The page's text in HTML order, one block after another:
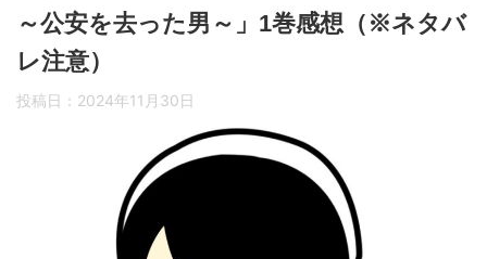
～公安を去った男～」1巻感想（※ネタバ
レ注意）
投稿日： 2024年11月30日